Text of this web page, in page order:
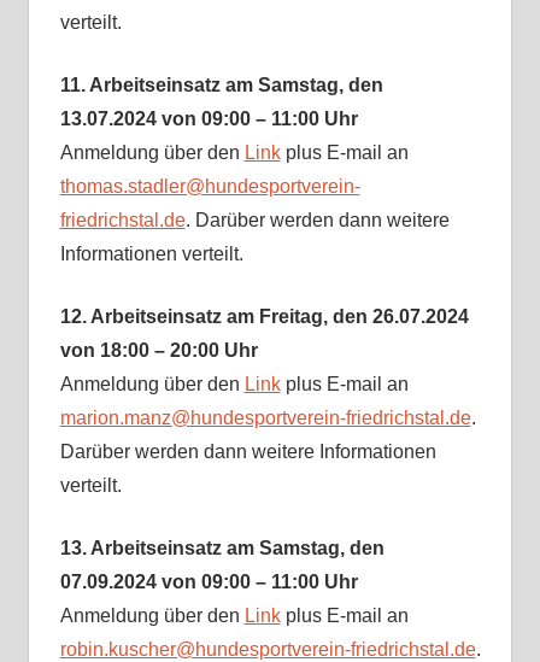
verteilt.
11. Arbeitseinsatz am Samstag, den
13.07.2024 von 09:00 – 11:00 Uhr
Anmeldung über den Linkplus E-mail an
thomas.stadler@hundesportverein-
friedrichstal.de. Darüber werden dann weitere
Informationen verteilt.
12. Arbeitseinsatz am Freitag, den 26.07.2024
von 18:00 – 20:00 Uhr
Anmeldung über den Linkplus E-mail an
marion.manz@hundesportverein-friedrichstal.de.
Darüber werden dann weitere Informationen
verteilt.
13. Arbeitseinsatz am Samstag, den
07.09.2024 von 09:00 – 11:00 Uhr
Anmeldung über den Linkplus E-mail an
robin.kuscher@hundesportverein-friedrichstal.de.